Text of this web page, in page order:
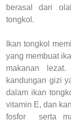
berasal dari
tongkol.
Ikan tongkol
yang membuat
makanan
kandungan gizi
dalam ikan
vitamin E, dan
fosfor serta